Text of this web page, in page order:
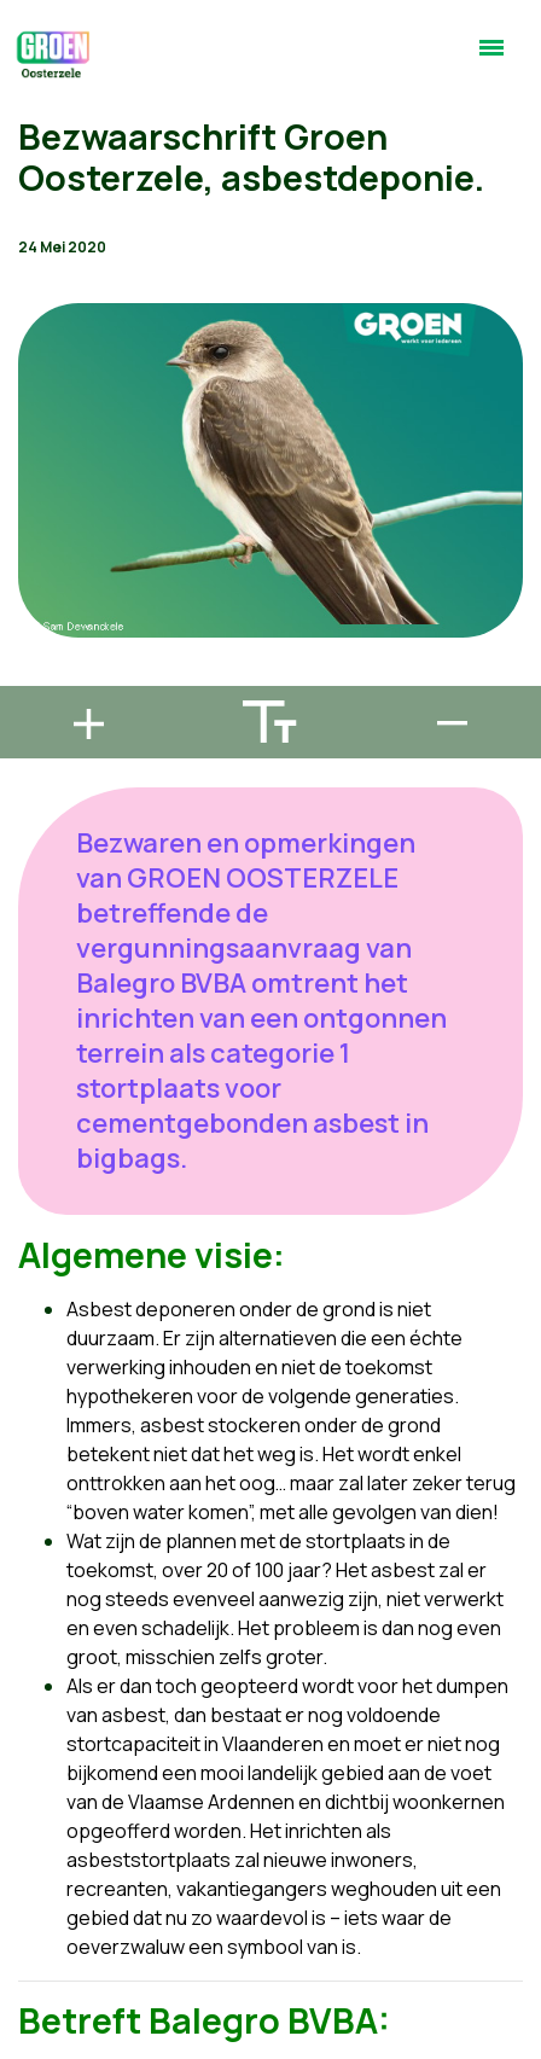
Bezwaarschrift Groen
Oosterzele, asbestdeponie.
24 Mei 2020
Bezwaren en opmerkingen
van GROEN OOSTERZELE
betreffende de
vergunningsaanvraag van
Balegro BVBA omtrent het
inrichten van een ontgonnen
terrein als categorie 1
stortplaats voor
cementgebonden asbest in
bigbags.
Algemene visie:
Asbest deponeren onder de grond is niet
duurzaam. Er zijn alternatieven die een échte
verwerking inhouden en niet de toekomst
hypothekeren voor de volgende generaties.
Immers, asbest stockeren onder de grond
betekent niet dat het weg is. Het wordt enkel
onttrokken aan het oog… maar zal later zeker terug
“boven water komen”, met alle gevolgen van dien!
Wat zijn de plannen met de stortplaats in de
toekomst, over 20 of 100 jaar? Het asbest zal er
nog steeds evenveel aanwezig zijn, niet verwerkt
en even schadelijk. Het probleem is dan nog even
groot, misschien zelfs groter.
Als er dan toch geopteerd wordt voor het dumpen
van asbest, dan bestaat er nog voldoende
stortcapaciteit in Vlaanderen en moet er niet nog
bijkomend een mooi landelijk gebied aan de voet
van de Vlaamse Ardennen en dichtbij woonkernen
opgeofferd worden. Het inrichten als
asbeststortplaats zal nieuwe inwoners,
recreanten, vakantiegangers weghouden uit een
gebied dat nu zo waardevol is – iets waar de
oeverzwaluw een symbool van is.
Betreft Balegro BVBA: